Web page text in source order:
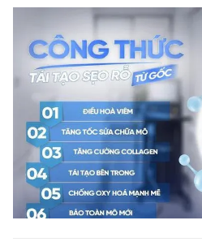
Theo dõi báo trên
Hotline
0906 645 777
Đặt báo Quảng cáo RSS
Tổng biên tập: Nguyễn Ngọc Toàn